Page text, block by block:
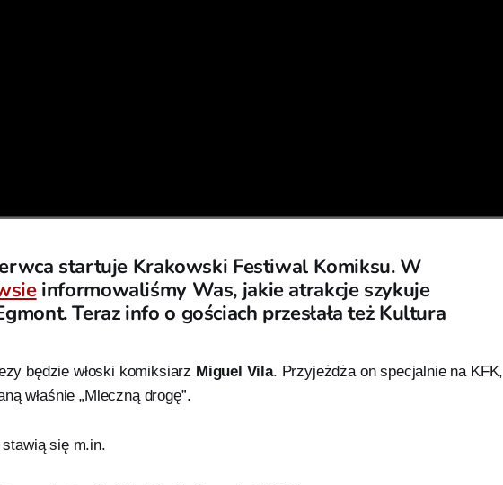
startuje Krakowski Festiwal Komiksu. W
informowaliśmy Was, jakie atrakcje szykuje
Teraz info o gościach przesłała też Kultura
będzie włoski komiksiarz Miguel Vila. Przyjeżdża on specjalnie na KFK,
właśnie „Mleczną drogę”.
się m.in.